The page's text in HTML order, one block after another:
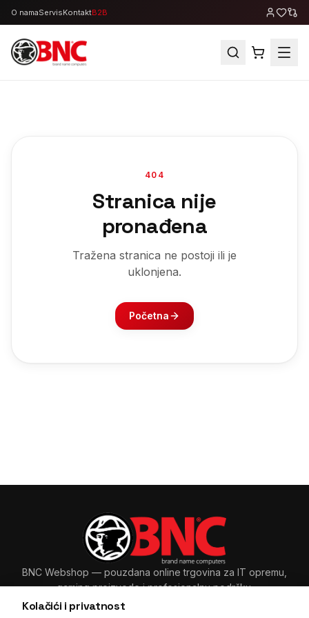
O namaServisKontaktB2B
Kolačići i privatnost
404
Stranica nije
pronađena
Tražena stranica ne postoji ili je
uklonjena.
Početna
BNC Webshop — pouzdana online trgovina za IT opremu,
gaming proizvode i profesionalnu podršku.